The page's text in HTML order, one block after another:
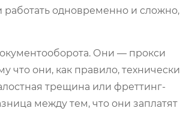
одновременно и сложно,
Они — прокси
что они, как правило, технически
трещина или фреттинг-
между тем, что они заплатят